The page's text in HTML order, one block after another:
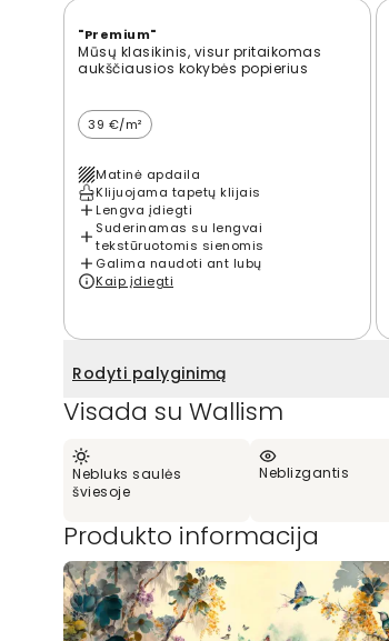
"Premium"
Mūsų klasikinis, visur pritaikomas
aukščiausios kokybės popierius
39 €/m²
Matinė apdaila
Klijuojama tapetų klijais
Lengva įdiegti
Suderinamas su lengvai
tekstūruotomis sienomis
Galima naudoti ant lubų
Kaip įdiegti
Rodyti palyginimą
Visada su Wallism
Nebluks saulės
šviesoje
Neblizgantis
Produkto informacija